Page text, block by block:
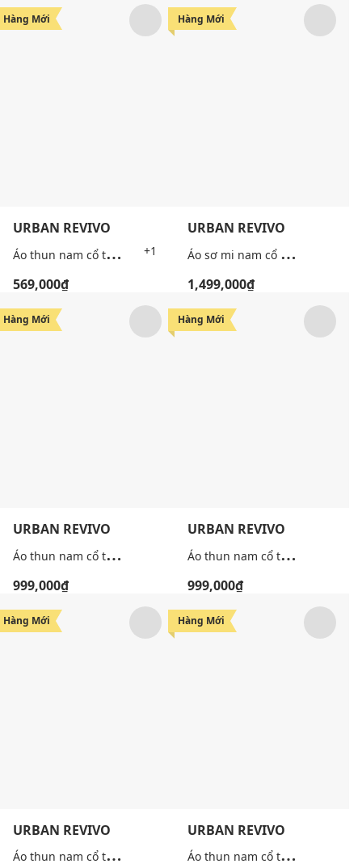
Hàng Mới
URBAN REVIVO
Á
o thun nam cổ tròn tay ngắn thêu patch +1
569,000₫
Hàng Mới
URBAN REVIVO
Á
o sơ mi nam cổ bẻ tay ngắn thêu patch
1,499,000₫
Hàng Mới
URBAN REVIVO
Á
o thun nam cổ tròn tay ngắn tối giản
999,000₫
Hàng Mới
URBAN REVIVO
Á
o thun nam cổ tròn tay ngắn in họa tiết
999,000₫
Hàng Mới
URBAN REVIVO
Á
o thun nam cổ tròn tay ngắn in chữ
Hàng Mới
URBAN REVIVO
Á
o thun nam cổ tròn tay ngắn in họa tiết